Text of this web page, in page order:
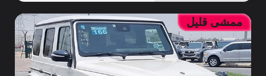
ممشى قليل